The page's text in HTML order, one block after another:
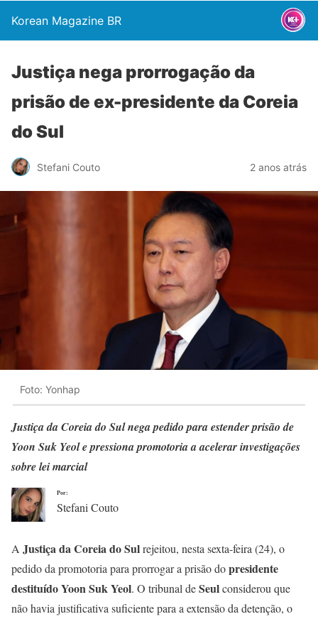
Korean Magazine BR
Justiça nega prorrogação da
prisão de ex-presidente da Coreia
do Sul
Stefani Couto 2 anos atrás
Foto: Yonhap
Justiça da Coreia do Sul nega pedido para estender prisão de
Yoon Suk Yeol e pressiona promotoria a acelerar investigações
sobre lei marcial
Por:
Stefani Couto
A Justiça da Coreia do Sulrejeitou, nesta sexta-feira (24), o
pedido da promotoria para prorrogar a prisão dopresidente
destituído Yoon Suk Yeol. O tribunal deSeulconsiderou que
não havia justificativa suficiente para a extensão da detenção, o